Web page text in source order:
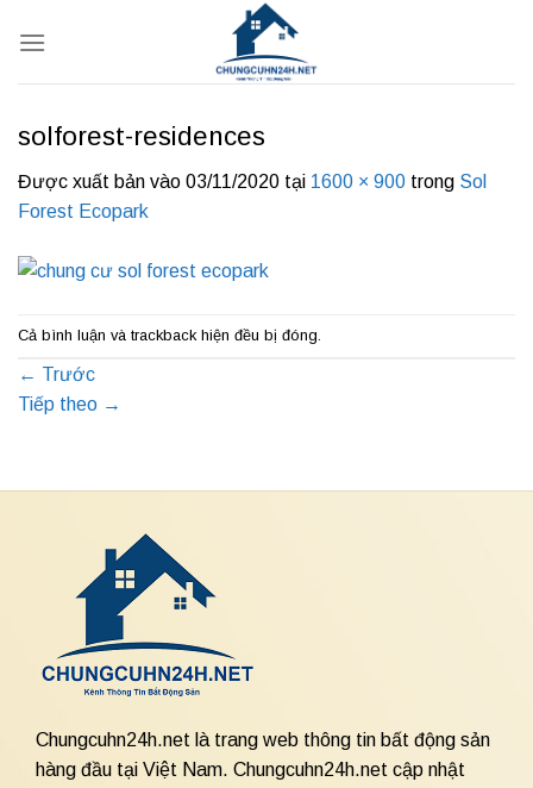
qua
solforest-residences
Được xuất bản vào 03/11/2020 tại 1600 × 900 trong Sol
Forest Ecopark
Cả bình luận và trackback hiện đều bị đóng.
← Trước
Tiếp theo →
Chungcuhn24h.net là trang web thông tin bất động sản
hàng đầu tại Việt Nam. Chungcuhn24h.net cập nhật